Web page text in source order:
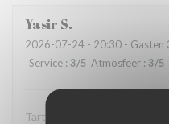
Yasir S
2026-07-24 - 20:30 - Gasten
Service : 3/5 Atmosfeer : 3/5
Tartare est une tuerie mais